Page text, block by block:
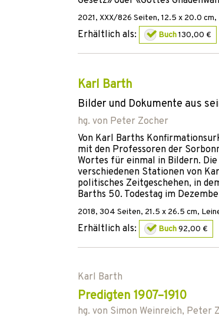
2021, XXX/826 Seiten, 12.5 x 20.0 cm,
Erhältlich als: Buch130,00 €
Karl Barth
Bilder und Dokumente aus
hg. von Peter Zocher
Von Karl Barths
mit den Professoren der
Wortes für einmal in Bildern.
verschiedenen Stationen von
politisches Zeitgeschehen, in
Barths 50. Todestag im
2018, 304 Seiten, 21.5 x 26.5 cm,
Erhältlich als: Buch92,00 €
Karl Barth
Predigten 1907–1910
hg. von Simon Weinreich, Peter